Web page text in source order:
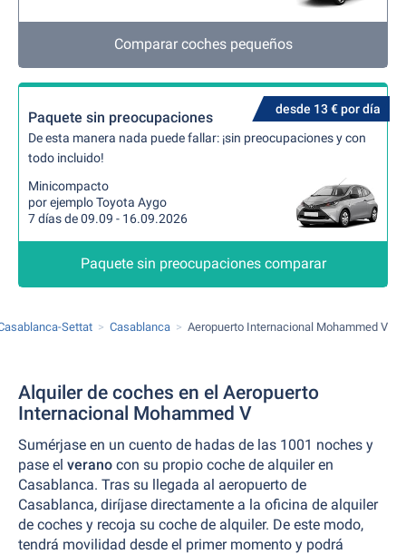
Comparar coches pequeños
desde 13 € por día
Paquete sin preocupaciones
De esta manera nada puede fallar: ¡sin preocupaciones y con
todo incluido!
Minicompacto
por ejemplo Toyota Aygo
7 días de 09.09 - 16.09.2026
Paquete sin preocupaciones comparar
Settat Casablanca Aeropuerto Internacional Mohammed V
Alquiler de coches en el Aeropuerto
Internacional Mohammed V
Sumérjase en un cuento de hadas de las 1001 noches y
pase el verano con su propio coche de alquiler en
Casablanca. Tras su llegada al aeropuerto de
Casablanca, diríjase directamente a la oficina de alquiler
de coches y recoja su coche de alquiler. De este modo,
tendrá movilidad desde el primer momento y podrá